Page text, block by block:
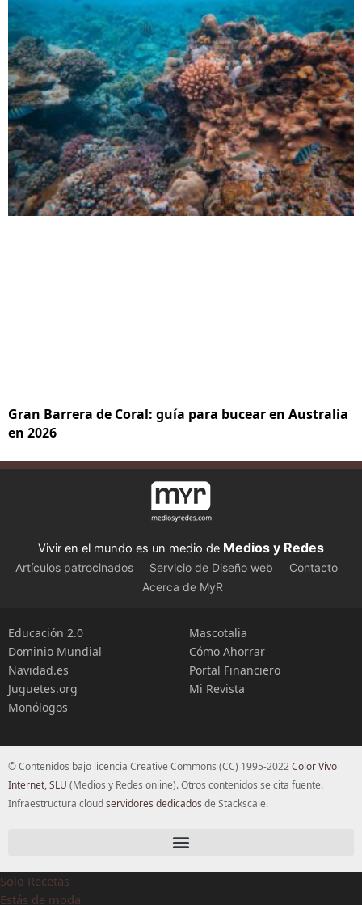
Gran Barrera de Coral: guía para bucear en Australia
en 2026
Vivir en el mundo es un medio de Medios y Redes
Artículos patrocinados Servicio de Diseño web
Contacto
Acerca de MyR
Educación 2.0
Dominio Mundial
Navidad.es
Juguetes.org
Monólogos
Mascotalia
Cómo Ahorrar
Portal Financiero
Mi Revista
© Contenidos bajo licencia Creative Commons (CC) 1995-2022Color Vivo
Internet, SLU (Medios y Redes online). Otros contenidos se cita fuente.
Infraestructura cloudservidores dedicados de Stackscale.
Solo Recetas
Estás de moda